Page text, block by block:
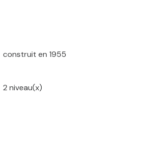
construit en 1955
2 niveau(x)